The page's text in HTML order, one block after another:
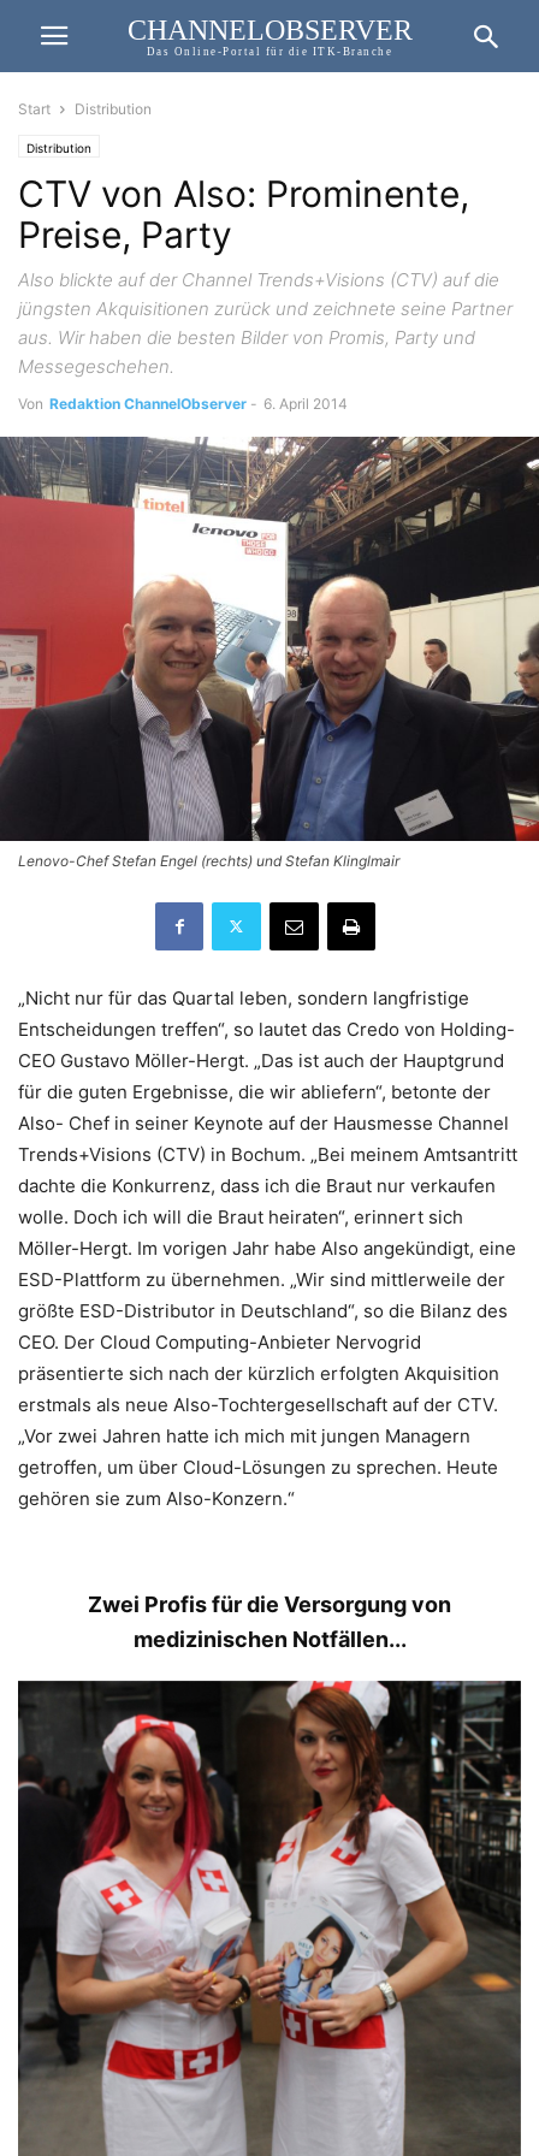
CHANNELOBSERVER
Das Online-Portal für die ITK-Branche
Start Distribution
Distribution
CTV von Also: Prominente,
Preise, Party
Also blickte auf der Channel Trends+Visions (CTV) auf die
jüngsten Akquisitionen zurück und zeichnete seine Partner
aus. Wir haben die besten Bilder von Promis, Party und
Messegeschehen.
Von Redaktion ChannelObserver - 6. April 2014
Lenovo-Chef Stefan Engel (rechts) und Stefan Klinglmair
„Nicht nur für das Quartal leben, sondern langfristige
Entscheidungen treffen“, so lautet das Credo von Holding-
CEO Gustavo Möller-Hergt. „Das ist auch der Hauptgrund
für die guten Ergebnisse, die wir abliefern“, betonte der
Also- Chef in seiner Keynote auf der Hausmesse Channel
Trends+Visions (CTV) in Bochum. „Bei meinem Amtsantritt
dachte die Konkurrenz, dass ich die Braut nur verkaufen
wolle. Doch ich will die Braut heiraten“, erinnert sich
Möller-Hergt. Im vorigen Jahr habe Also angekündigt, eine
ESD-Plattform zu übernehmen. „Wir sind mittlerweile der
größte ESD-Distributor in Deutschland“, so die Bilanz des
CEO. Der Cloud Computing-Anbieter Nervogrid
präsentierte sich nach der kürzlich erfolgten Akquisition
erstmals als neue Also-Tochtergesellschaft auf der CTV.
„Vor zwei Jahren hatte ich mich mit jungen Managern
getroffen, um über Cloud-Lösungen zu sprechen. Heute
gehören sie zum Also-Konzern.“
Zwei Profis für die Versorgung von
medizinischen Notfällen...